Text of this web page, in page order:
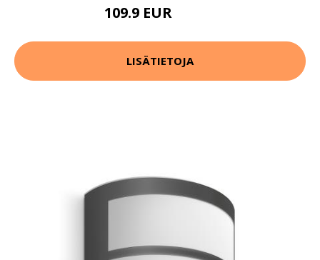
109.9 EUR
LISÄTIETOJA